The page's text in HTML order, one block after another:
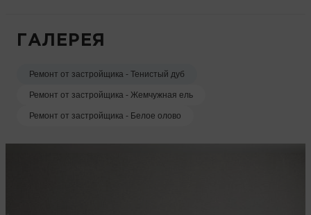
ГАЛЕРЕЯ
Ремонт от застройщика - Тенистый дуб
Ремонт от застройщика - Жемчужная ель
Ремонт от застройщика - Белое олово